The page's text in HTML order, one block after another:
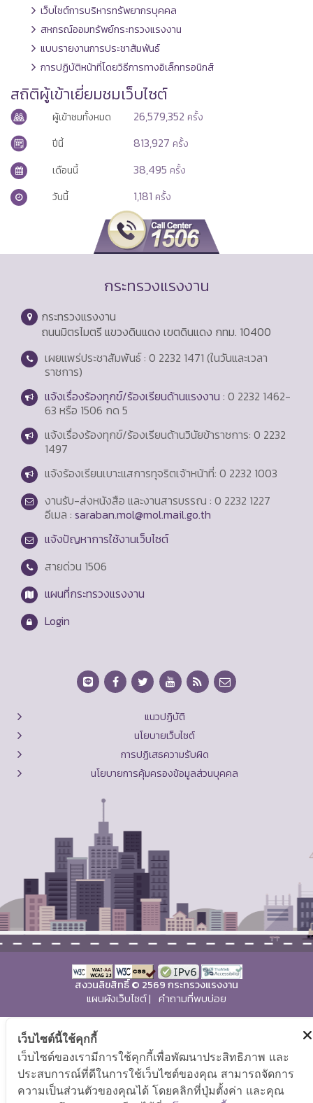
เว็บไซต์การบริหารทรัพยากรบุคคล
สหกรณ์ออมทรัพย์กระทรวงแรงงาน
แบบรายงานการประชาสัมพันธ์
การปฏิบัติหน้าที่โดยวิธีการทางอิเล็กทรอนิกส์
สถิติผู้เข้าเยี่ยมชมเว็บไซต์
ผู้เข้าชมทั้งหมด 26,579,352 ครั้ง
ปีนี้
813,927 ครั้ง
เดือนนี้
38,495 ครั้ง
วันนี้
1,181 ครั้ง
กระทรวงแรงงาน
กระทรวงแรงงาน
ถนนมิตรไมตรี แขวงดินแดง เขตดินแดง กทม. 10400
เผยแพร่ประชาสัมพันธ์ : 0 2232 1471 (ในวันและเวลา
ราชการ)
แจ้งเรื่องร้องทุกข์/ร้องเรียนด้านแรงงาน : 0 2232 1462-
63 หรือ 1506 กด 5
แจ้งเรื่องร้องทุกข์/ร้องเรียนด้านวินัยข้าราชการ: 0 2232
1497
แจ้งร้องเรียนเบาะแสการทุจริตเจ้าหน้าที่: 0 2232 1003
งานรับ-ส่งหนังสือ และงานสารบรรณ : 0 2232 1227
อีเมล : saraban.mol@mol.mail.go.th
แจ้งปัญหาการใช้งานเว็บไซต์
สายด่วน 1506
แผนที่กระทรวงแรงงาน
Login
แนวปฏิบัติ
นโยบายเว็บไซต์
การปฏิเสธความรับผิด
นโยบายการคุ้มครองข้อมูลส่วนบุคคล
สงวนลิขสิทธิ์ © 2569 กระทรวงแรงงาน
แผนผังเว็บไซต์| คำถามที่พบบ่อย
เว็บไซต์นี้ใช้คุกกี้
เว็บไซต์ของเรามีการใช้คุกกี้เพื่อพัฒนาประสิทธิภาพ และ
ประสบการณ์ที่ดีในการใช้เว็บไซต์ของคุณ สามารถจัดการ
ความเป็นส่วนตัวของคุณได้ โดยคลิกที่ปุ่มตั้งค่า และคุณ